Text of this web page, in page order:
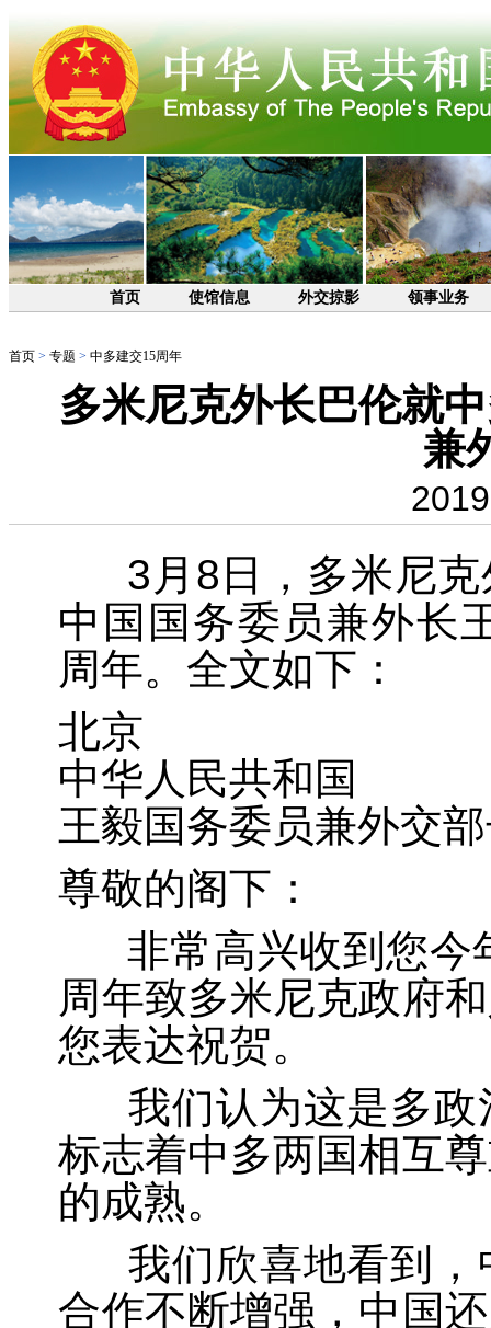
首页 使馆信息 外交掠影 领事业务
首页 > 专题 > 中多建交15周年
多米尼克外长巴伦就
兼
3月8日，多米尼克
中国国务委员兼外长
周年。全文如下：
北京
中华人民共和国
王毅国务委员兼外交
尊敬的阁下：
非常高兴收到您今
周年致多米尼克政府
您表达祝贺。
我们认为这是多政
标志着中多两国相互
的成熟。
我们欣喜地看到，
合作不断增强，中国